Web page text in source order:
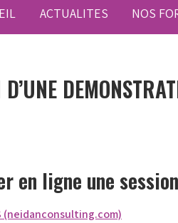
ACTUALITES NOS
en ligne une
(neidanconsulting.com)